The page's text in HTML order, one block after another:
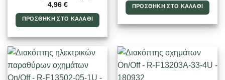
4,96 €
ΠΡΟΣΘΉΚΗ ΣΤΟ ΚΑΛΆΘΙ
ΠΡΟΣΘΉΚΗ ΣΤΟ ΚΑΛΆΘΙ